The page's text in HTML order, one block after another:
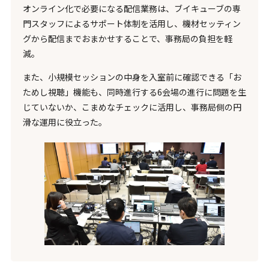
オンライン化で必要になる配信業務は、ブイキューブの専
門スタッフによるサポート体制を活用し、機材セッティン
グから配信までおまかせすることで、事務局の負担を軽
減。
また、小規模セッションの中身を入室前に確認できる「お
ためし視聴」機能も、同時進行する6会場の進行に問題を生
じていないか、こまめなチェックに活用し、事務局側の円
滑な運用に役立った。